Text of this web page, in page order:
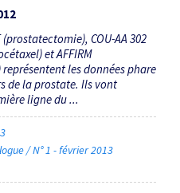
COU-AA 302
et AFFIRM
les données phare
de la prostate. Ils vont
ligne du ...
/ N° 1 - février 2013